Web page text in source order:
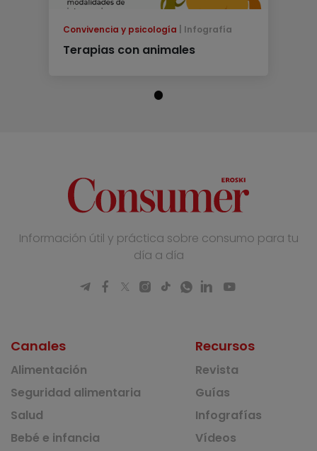
Convivencia y psicología Infografía
Terapias con animales
Información útil y práctica sobre consumo para tu
día a día
Canales
Alimentación
Seguridad alimentaria
Salud
Bebé e infancia
Recursos
Revista
Guías
Infografías
Vídeos